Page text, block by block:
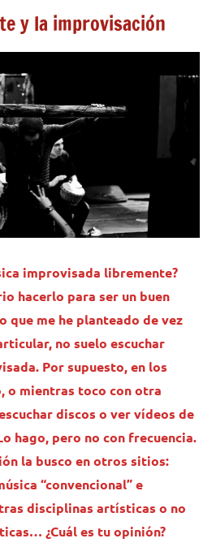
y la improvisación
improvisada libremente?
hacerlo para ser un buen
que me he planteado de vez
no suelo escuchar
Por supuesto, en los
o mientras toco con otra
discos o ver vídeos de
hago, pero no con frecuencia.
la busco en otros sitios:
“convencional” e
disciplinas artísticas o no
¿Cuál es tu opinión?